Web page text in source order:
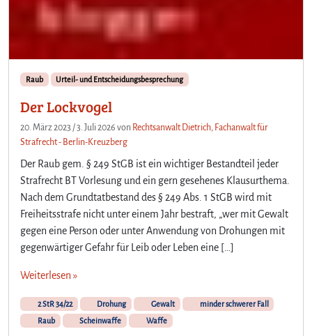
Raub Urteil- und Entscheidungsbesprechung
Der Lockvogel
20. März 2023 /3. Juli 2026 von Rechtsanwalt Dietrich, Fachanwalt für
Strafrecht - Berlin-Kreuzberg
Der Raub gem. § 249 StGB ist ein wichtiger Bestandteil jeder
Strafrecht BT Vorlesung und ein gern gesehenes Klausurthema.
Nach dem Grundtatbestand des § 249 Abs. 1 StGB wird mit
Freiheitsstrafe nicht unter einem Jahr bestraft, „wer mit Gewalt
gegen eine Person oder unter Anwendung von Drohungen mit
gegenwärtiger Gefahr für Leib oder Leben eine […]
Weiterlesen »
2 StR 34/22 Drohung Gewalt
minder schwerer Fall
Raub
Scheinwaffe Waffe